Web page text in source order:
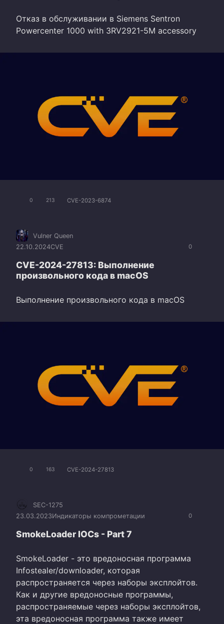
Отказ в обслуживании в Siemens Sentron
Powercenter 1000 with 3RV2921-5M accessory
0 213 CVE-2023-6874
0
Vulner Queen
22.10.2024CVE
CVE-2024-27813: Выполнение
произвольного кода в macOS
Выполнение произвольного кода в macOS
0 163 CVE-2024-27813
0
SEC-1275
23.03.2023Индикаторы компрометации
SmokeLoader IOCs - Part 7
SmokeLoader - это вредоносная программа
Infostealer/downloader, которая
распространяется через наборы эксплойтов.
Как и другие вредоносные программы,
распространяемые через наборы эксплойтов,
эта вредоносная программа также имеет